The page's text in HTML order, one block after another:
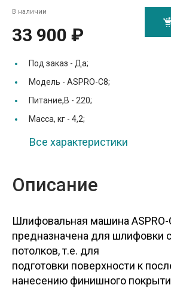
В наличии
33 900 ₽
Под заказ - Да;
Модель - ASPRO-С8;
Питание,В - 220;
Масса, кг - 4,2;
Все характеристики
Описание
Шлифовальная машина
предназначена для шлифовки
потолков, т.е. для
подготовки поверхности к
нанесению финишного